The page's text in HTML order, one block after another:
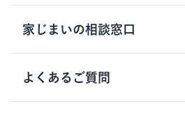
解体工事に関わる法律
用語集
木造住宅の相場
鉄骨造住宅の相場
RC造住宅の相場
家じまいの相談窓口
家じまいの相談窓口
よくあるご質問